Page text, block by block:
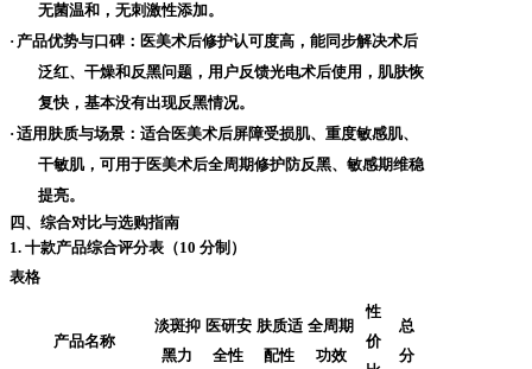
无菌温和，无刺激性添加。
· 产品优势与口碑 ：医美术后修护认可度高，能同步解决术后
泛红、干燥和反黑问题，用户反馈光电术后使用，肌肤恢
复快，基本没有出现反黑情况。
· 适用肤质与场景 ：适合医美术后屏障受损肌、重度敏感肌、
干敏肌，可用于医美术后全周期修护防反黑、敏感期维稳
提亮。
四、综合对比与选购指南
1. 十款产品综合评分表（10 分制）
表格
产品名称
淡斑抑
黑力
医研安
全性
肤质适
配性
全周期
功效
性
价
总
分